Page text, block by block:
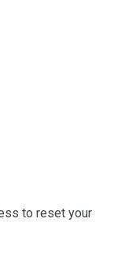
to reset your